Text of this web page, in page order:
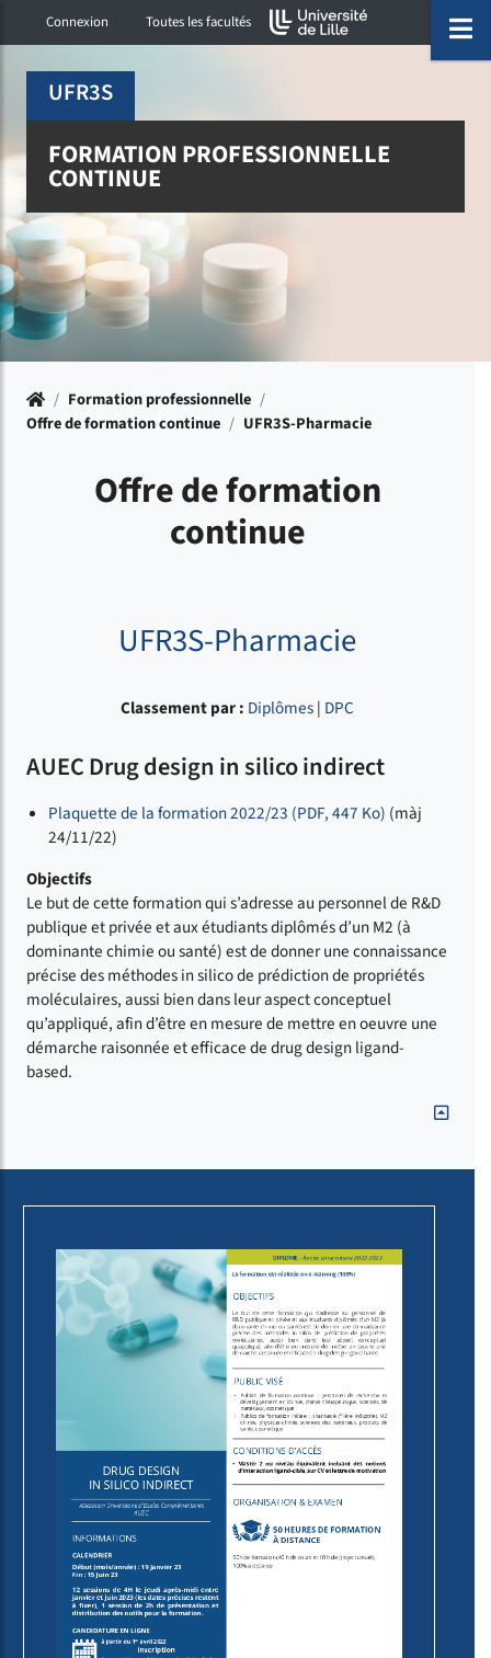
Accéder au menu principal
Accéder à la recherche
Accéder au pied de page
Connexion Toutes les facultés
menu
UFR3S
FORMATION PROFESSIONNELLE
CONTINUE
Accueil
/ Formation professionnelle /
Offre de formation continue / UFR3S-Pharmacie
Offre de formation
continue
UFR3S-Pharmacie
Classement par : Diplômes| DPC
AUEC Drug design in silico indirect
Plaquette de la formation 2022/23 (PDF, 447 Ko) (màj
24/11/22)
Objectifs
Le but de cette formation qui s’adresse au personnel de R&D
publique et privée et aux étudiants diplômés d’un M2 (à
dominante chimie ou santé) est de donner une connaissance
précise des méthodes in silico de prédiction de propriétés
moléculaires, aussi bien dans leur aspect conceptuel
qu’appliqué, afin d’être en mesure de mettre en oeuvre une
démarche raisonnée et efficace de drug design ligand-
based.